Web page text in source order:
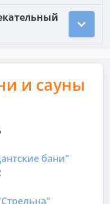
и сауны
бани"